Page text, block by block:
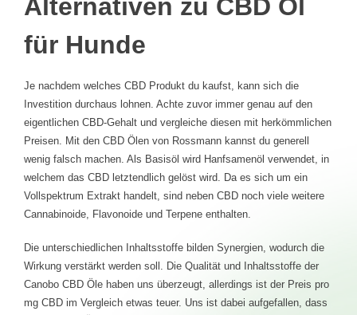
wenig davon.
Alternativen zu CBD Öl
für Hunde
Je nachdem welches CBD Produkt du kaufst, kann sich die
Investition durchaus lohnen. Achte zuvor immer genau auf den
eigentlichen CBD-Gehalt und vergleiche diesen mit herkömmlichen
Preisen. Mit den CBD Ölen von Rossmann kannst du generell
wenig falsch machen. Als Basisöl wird Hanfsamenöl verwendet, in
welchem das CBD letztendlich gelöst wird. Da es sich um ein
Cannabinoide, Flavonoide und Terpene enthalten.
Die unterschiedlichen Inhaltsstoffe bilden Synergien, wodurch die
Wirkung verstärkt werden soll. Die Qualität und Inhaltsstoffe der